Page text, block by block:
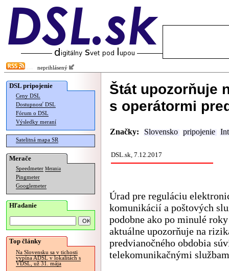
neprihlásený
DSL pripojenie
Ceny DSL
Dostupnosť DSL
Fórum o DSL
Výsledky meraní
Satelitná mapa SR
Merače
Speedmeter Merania
Pingmeter
Googlemeter
Hľadanie
Top články
Na Slovensku sa v tichosti
vypína ADSL v lokalitách s
VDSL, už 31. mája
Štát upozorňuje
s operátormi
Značky: Slovensko pripojenie
DSL.sk, 7.12.2017
Úrad pre reguláciu
komunikácií a poštových
podobne ako po minulé
aktuálne upozorňuje na
predvianočného obdobia
telekomunikačnými